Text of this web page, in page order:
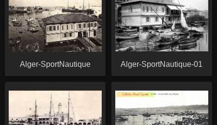
Alger-SportNautique Alger-SportNautique-01